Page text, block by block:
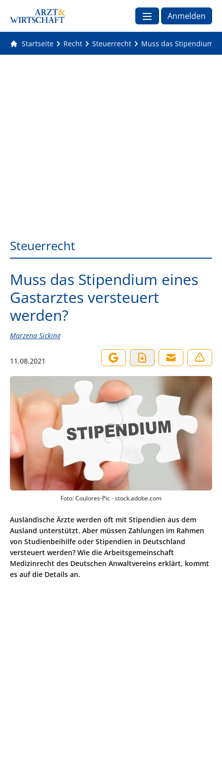
Anmelden
Startseite Recht Steuerrecht Muss das Stipendium
Steuerrecht
Muss das Stipendium eines
Gastarztes versteuert
werden?
Marzena Sicking
11.08.2021
Foto: Coulores-Pic - stock.adobe.com
Ausländische Ärzte werden oft mit Stipendien aus dem
Ausland unterstützt. Aber müssen Zahlungen im Rahmen
von Studienbeihilfe oder Stipendien in Deutschland
versteuert werden? Wie die Arbeitsgemeinschaft
Medizinrecht des Deutschen Anwaltvereins erklärt, kommt
es auf die Details an.